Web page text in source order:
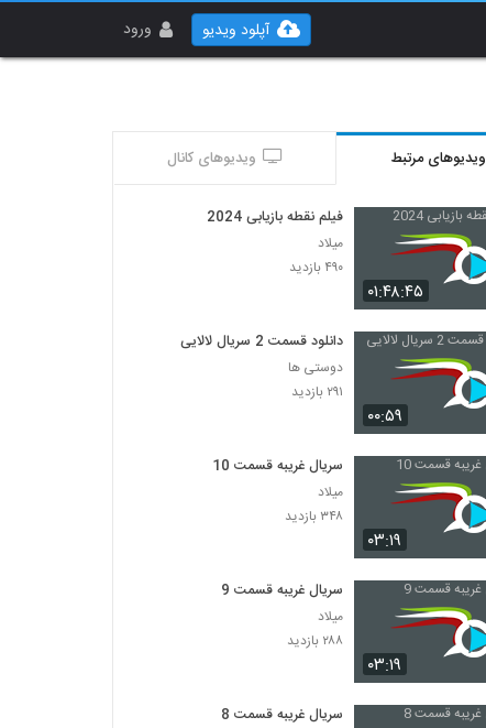
ورود آپلود ویدیو
ویدیوهای مرتبط ویدیوهای کانال
۰۱:۴۸:۴۵
فیلم نقطه بازیابی 2024
میلاد
۴۹۰ بازدید
۰۰:۵۹
دانلود قسمت 2 سریال لالایی
دوستی ها
۲۹۱ بازدید
۰۳:۱۹
سریال غریبه قسمت 10
میلاد
۳۴۸ بازدید
۰۳:۱۹
سریال غریبه قسمت 9
میلاد
۲۸۸ بازدید
سریال غریبه قسمت 8